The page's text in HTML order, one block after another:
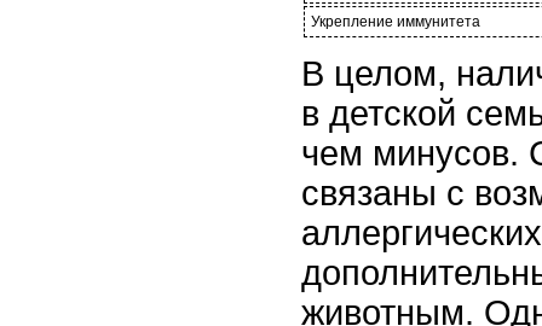
Укрепление иммунитета
В целом,
в детской
чем минусов.
связаны с
животным.